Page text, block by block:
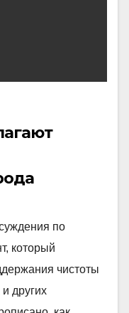
по
который
чистоты
других